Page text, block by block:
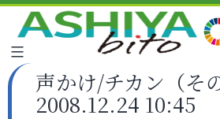
声かけ/チカン（そ
2008.12.24 10:45